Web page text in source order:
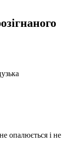
опалюється і не